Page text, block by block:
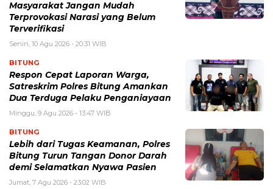
Masyarakat Jangan Mudah
Terprovokasi Narasi yang Belum
Terverifikasi
Senin, 10 Agu 2026 - 20:31 WIB
BITUNG
​Respon Cepat Laporan Warga,
Satreskrim Polres Bitung Amankan
Dua Terduga Pelaku Penganiayaan
Minggu, 9 Agu 2026 - 13:47 WIB
BITUNG
Lebih dari Tugas Keamanan, Polres
Bitung Turun Tangan Donor Darah
demi Selamatkan Nyawa Pasien
Jumat, 7 Agu 2026 - 23:02 WIB